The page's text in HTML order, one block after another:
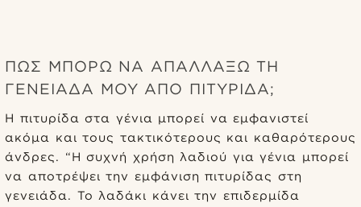
ΠΏΣ ΜΠΟΡΏ ΝΑ ΑΠΑΛΛΆΞΩ ΤΗ
ΓΕΝΕΙΆΔΑ ΜΟΥ ΑΠΌ ΠΙΤΥΡΊΔΑ;
Η πιτυρίδα στα γένια μπορεί να εμφανιστεί
ακόμα και τους τακτικότερους και καθαρότερους
άνδρες. “Η συχνή χρήση λαδιού για γένια μπορεί
να αποτρέψει την εμφάνιση πιτυρίδας στη
γενειάδα. Το λαδάκι κάνει την επιδερμίδα